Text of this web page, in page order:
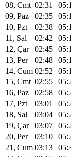
08, Cmt 02:31
09, Paz
02:35
10, Pzt
02:38
11, Sal
02:42
12, Çar
02:45
13, Per
02:48
14, Cum 02:52
15, Cmt 02:55
16, Paz
02:58
17, Pzt
03:01
18, Sal
03:04
19, Çar
03:07
20, Per
03:10
21, Cum 03:13